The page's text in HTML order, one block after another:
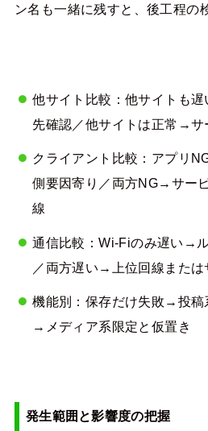
ン名も一緒に残すと、後工程の
他サイト比較：他サイトも
先確認／他サイトは正常→サ
クライアント比較：アプリ
側要因寄り／両方NG→サー
線
通信比較：Wi-Fiのみ遅い→
／両方遅い→上位回線または
機能別：保存だけ失敗→投稿
→メディア系限定と仮置き
発生範囲と影響度の把握